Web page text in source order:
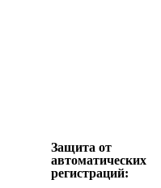
Защита от
автоматических
регистраций: